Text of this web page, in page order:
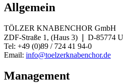
Allgemein
TÖLZER KNABENCHOR GmbH
ZDF-Straße 1, (Haus 3) ❘ D-85774
Tel: +49 (0)89 / 724 41 94-0
Email: info@toelzerknabenchor.de
Management